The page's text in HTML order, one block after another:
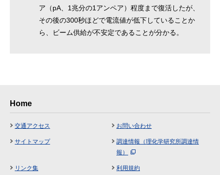
ア（pA、1兆分の1アンペア）程度まで復活したが、
その後の300秒ほどで電流値が低下していることか
ら、ビーム供給が不安定であることが分かる。
Home
交通アクセス お問い合わせ
サイトマップ
調達情報（理化学研究所調達情
報）
リンク集 利用規約